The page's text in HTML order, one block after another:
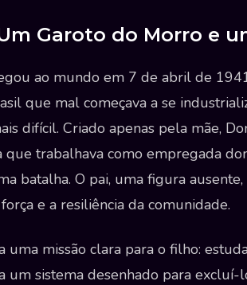
Um Garoto do Morro e
ao mundo em 7 de abril de
que mal começava a se
difícil. Criado apenas pela mãe,
trabalhava como empregada
batalha. O pai, uma figura
e a resiliência da comunidade.
uma missão clara para o filho:
um sistema desenhado para excluí-